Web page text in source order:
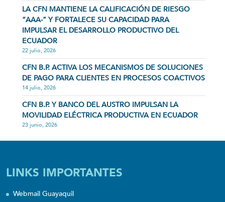
LA CFN MANTIENE LA CALIFICACIÓN DE RIESGO
“AAA-” Y FORTALECE SU CAPACIDAD PARA
IMPULSAR EL DESARROLLO PRODUCTIVO DEL
ECUADOR
22 julio, 2026
CFN B.P. ACTIVA LOS MECANISMOS DE SOLUCIONES
DE PAGO PARA CLIENTES EN PROCESOS COACTIVOS
14 julio, 2026
CFN B.P. Y BANCO DEL AUSTRO IMPULSAN LA
MOVILIDAD ELÉCTRICA PRODUCTIVA EN ECUADOR
23 junio, 2026
LINKS IMPORTANTES
Webmail Guayaquil